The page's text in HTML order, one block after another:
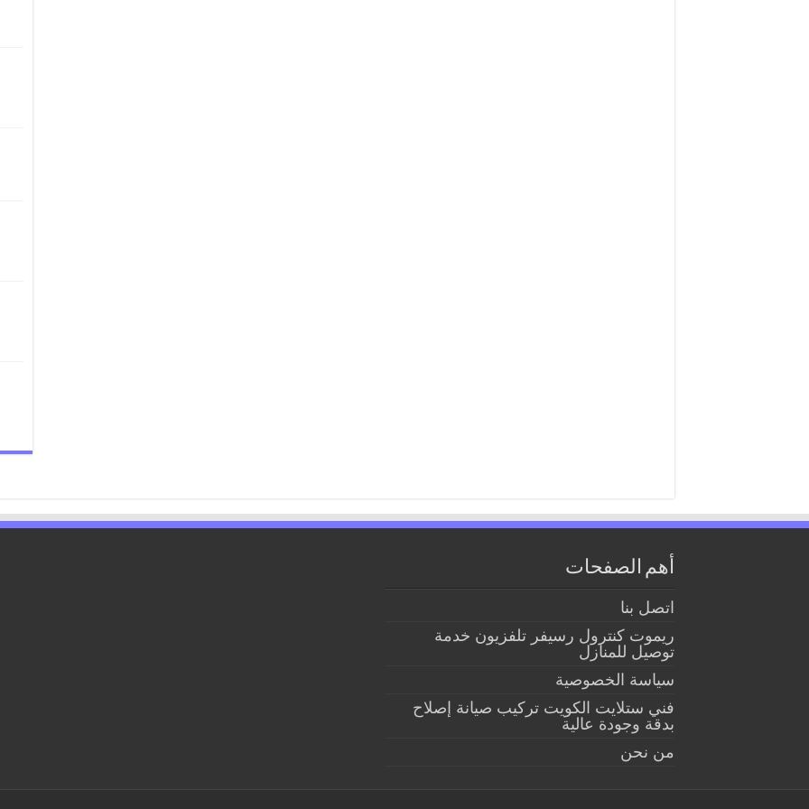
أهم الصفحات
اتصل بنا
ريموت كنترول رسيفر تلفزيون خدمة
توصيل للمنازل
سياسة الخصوصية
فني ستلايت الكويت تركيب صيانة إصلاح
بدقة وجودة عالية
من نحن